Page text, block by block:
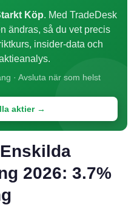
Köp. Med TradeDesk
ändras, så du vet precis
insider-data och
· Avsluta när som helst
aktier →
2026: 3.7%